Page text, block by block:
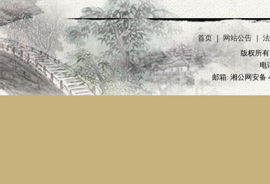
首页 ｜ 网站公告 ｜
版权所
电
邮箱: 湘公网安备